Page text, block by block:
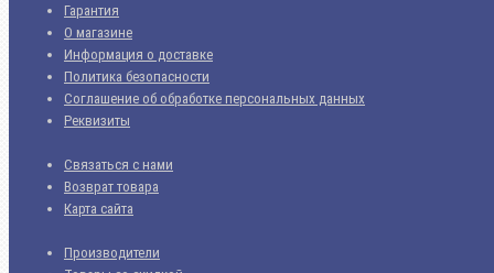
Гарантия
О магазине
Информация о доставке
Политика безопасности
Соглашение об обработке персональных данных
Реквизиты
Связаться с нами
Возврат товара
Карта сайта
Производители